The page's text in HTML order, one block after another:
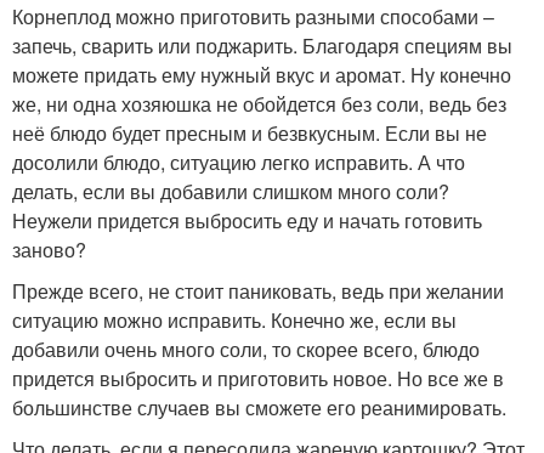
Корнеплод можно приготовить разными способами –
запечь, сварить или поджарить. Благодаря специям вы
можете придать ему нужный вкус и аромат. Ну конечно
же, ни одна хозяюшка не обойдется без соли, ведь без
неё блюдо будет пресным и безвкусным. Если вы не
досолили блюдо, ситуацию легко исправить. А что
делать, если вы добавили слишком много соли?
Неужели придется выбросить еду и начать готовить
заново?
Прежде всего, не стоит паниковать, ведь при желании
ситуацию можно исправить. Конечно же, если вы
добавили очень много соли, то скорее всего, блюдо
придется выбросить и приготовить новое. Но все же в
большинстве случаев вы сможете его реанимировать.